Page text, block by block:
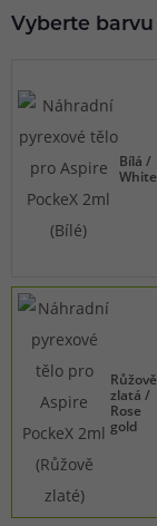
Vyberte barvu
Bílá /
White
Růžově
zlatá /
Rose
gold